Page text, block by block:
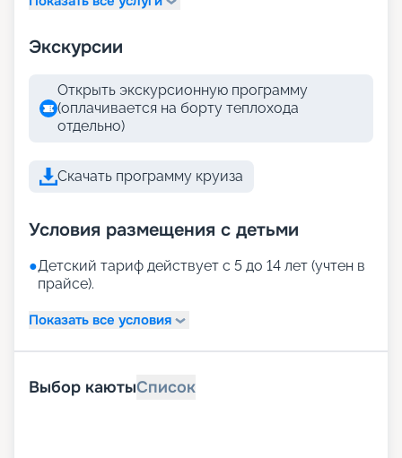
Экскурсии
Открыть экскурсионную программу
(оплачивается на борту теплохода
отдельно)
Скачать программу круиза
Условия размещения с детьми
●Детский тариф действует с 5 до 14 лет (учтен в
прайсе).
Показать все условия
Выбор каютыСписок